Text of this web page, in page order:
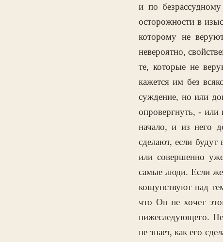
и по
осторожности в
которому не
невероятно,
те, которые не
кажется им без
суждение, но или
опровергнуть, - или
начало, и из него
сделают, если
или совершенно
самые люди. Если же
кощунствуют над
что Он не хочет
нижеследующего.
не знает, как его